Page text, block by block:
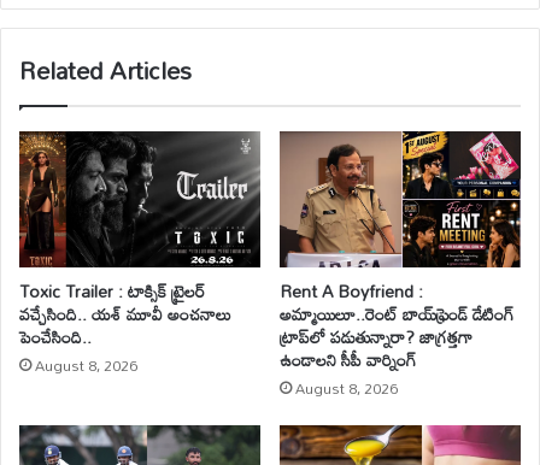
te
Related Articles
Toxic Trailer : టాక్సిక్ ట్రైలర్
వచ్చేసింది.. యశ్ మూవీ అంచనాలు
పెంచేసింది..
August 8, 2026
Rent A Boyfriend :
అమ్మాయిలూ..రెంట్ బాయ్‌ఫ్రెండ్ డేటింగ్
ట్రాప్‌లో పడుతున్నారా? జాగ్రత్తగా
ఉండాలని సీపీ వార్నింగ్
August 8, 2026